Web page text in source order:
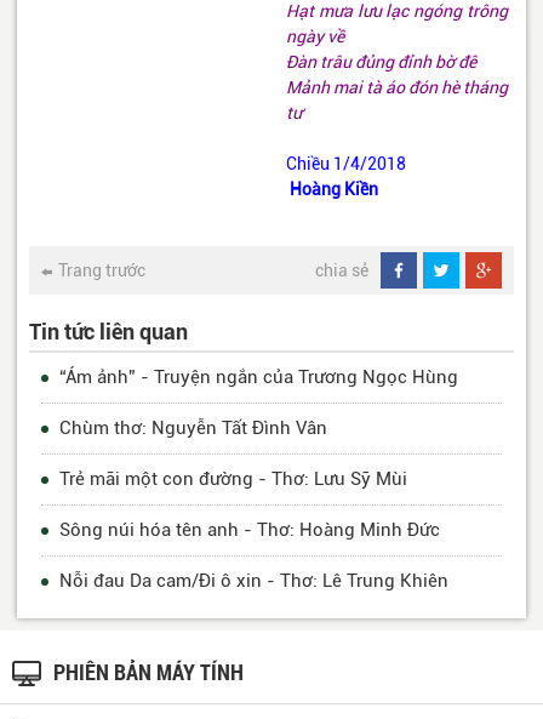
Hạt mưa lưu lạc ngóng trông
ngày về
Đàn trâu đủng đỉnh bờ đê
Mảnh mai tà áo đón hè tháng
tư
Chiều 1/4/2018
Hoàng Kiền
Trang trước chia sẻ
Tin tức liên quan
“Ám ảnh” - Truyện ngắn của Trương Ngọc Hùng
Chùm thơ: Nguyễn Tất Đình Vân
Trẻ mãi một con đường - Thơ: Lưu Sỹ Mùi
Sông núi hóa tên anh - Thơ: Hoàng Minh Đức
Nỗi đau Da cam/Đi ô xin - Thơ: Lê Trung Khiên
PHIÊN BẢN MÁY TÍNH